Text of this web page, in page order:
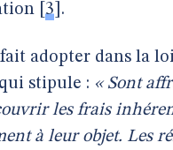
3 .
adopter dans la
stipule : « Sont
les frais
à leur objet. Les